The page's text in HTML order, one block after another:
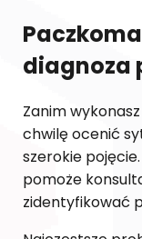
diagnoza
Zanim
chwilę ocenić
szerokie
pomoże
zidentyfikować